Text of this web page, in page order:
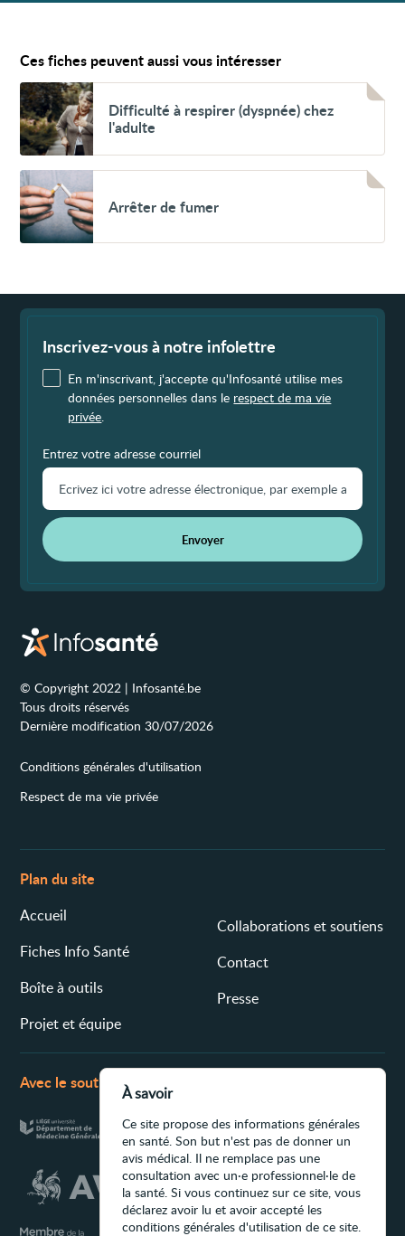
Ces fiches peuvent aussi vous intéresser
Voir
Difficulté
à
respirer
(dyspnée)
l'adulte
Difficulté à respirer (dyspnée) chez
l'adulte
Voir
Arrêter
de
fumer
Arrêter de fumer
Inscrivez-vous à notre infolettre
En m'inscrivant, j'accepte qu'Infosanté utilise mes
données personnelles dans le respect de ma vie
privée.
Entrez votre adresse courriel
Envoyer
© Copyright 2022 | Infosanté.be
Tous droits réservés
Dernière modification 30/07/2026
Conditions générales d'utilisation
Respect de ma vie privée
Plan du site
Accueil
Fiches Info Santé
Boîte à outils
Projet et équipe
Collaborations et soutiens
Contact
Presse
Avec le soutien de
À savoir
Ce site propose des informations générales
en santé. Son but n'est pas de donner un
avis médical. Il ne remplace pas une
consultation avec un·e professionnel·le de
la santé. Si vous continuez sur ce site, vous
déclarez avoir lu et avoir accepté les
conditions générales d'utilisation de ce site.